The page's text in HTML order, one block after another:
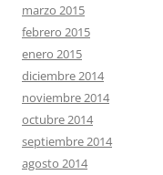
marzo 2015
febrero 2015
enero 2015
diciembre 2014
noviembre 2014
octubre 2014
septiembre 2014
agosto 2014